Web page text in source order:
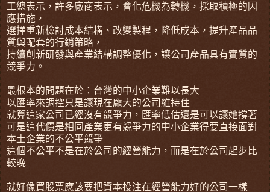
工總表示，許多廠商表示，會化危機為轉機，採取積極的因
應措施，
選擇重新檢討成本結構、改變製程，降低成本，提升產品品
質與配套的行銷策略，
持續創新研發與產業結構調整優化，讓公司產品具有實質的
競爭力。
最根本的問題在於：台灣的中小企業難以長大
以匯率來調控只是讓現在龐大的公司維持住
就算這家公司已經沒有競爭力，匯率低估還是可以讓她撐著
可是這代價是相同產業更有競爭力的中小企業得要直接面對
本土企業的不公平競爭
這個不公平不是在於公司的經營能力，而是在於公司起步比
較晚
就好像買股票應該要把資本投注在經營能力好的公司一樣